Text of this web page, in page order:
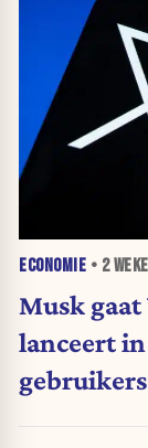
ECONOMIE • 2
Musk
lanceert in